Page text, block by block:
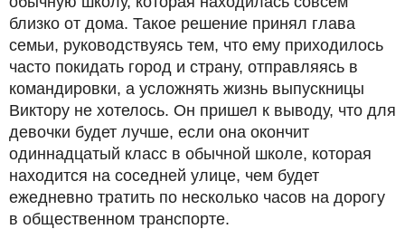
близко от дома. Такое решение принял глава
семьи, руководствуясь тем, что ему приходилось
часто покидать город и страну, отправляясь в
командировки, а усложнять жизнь выпускницы
Виктору не хотелось. Он пришел к выводу, что для
девочки будет лучше, если она окончит
одиннадцатый класс в обычной школе, которая
находится на соседней улице, чем будет
ежедневно тратить по несколько часов на дорогу
в общественном транспорте.